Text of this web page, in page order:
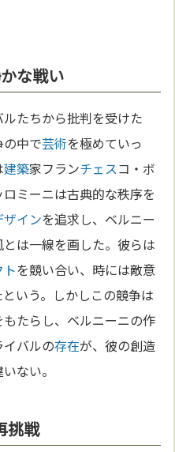
な戦い
たちから批判を受けた
の中で芸術を極めていっ
建築家フランチェスコ・ボ
ミーニは古典的な秩序を
ザインを追求し、ベルニー
とは一線を画した。彼らは
を競い合い、時には敵意
いう。しかしこの競争は
たらし、ベルニーニの作
バルの存在が、彼の創造
ない。
挑戦